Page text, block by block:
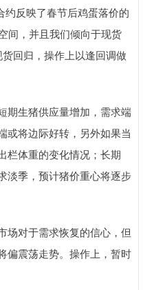
反映了春节后鸡蛋落价的
间，并且我们倾向于现货
回归，操作上以逢回调做
期生猪供应量增加，需求端
或将边际好转，另外如果当
栏体重的变化情况；长期
淡季，预计猪价重心将逐步
场对于需求恢复的信心，但
偏震荡走势。操作上，暂时